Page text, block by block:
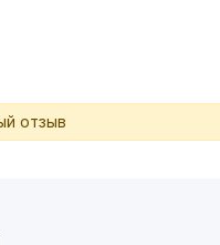
отзыв